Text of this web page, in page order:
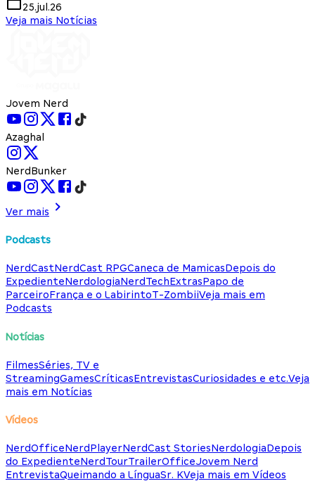
25.jul.26
Veja mais Notícias
Jovem Nerd
Azaghal
NerdBunker
Ver mais
Podcasts
NerdCastNerdCast RPGCaneca de MamicasDepois do
ExpedienteNerdologiaNerdTechExtrasPapo de
ParceiroFrança e o LabirintoT-ZombiiVeja mais em
Podcasts
Notícias
FilmesSéries, TV e
StreamingGamesCríticasEntrevistasCuriosidades e etc.Veja
mais em Notícias
Vídeos
NerdOfficeNerdPlayerNerdCast StoriesNerdologiaDepois
do ExpedienteNerdTourTrailerOfficeJovem Nerd
EntrevistaQueimando a LínguaSr. KVeja mais em Vídeos